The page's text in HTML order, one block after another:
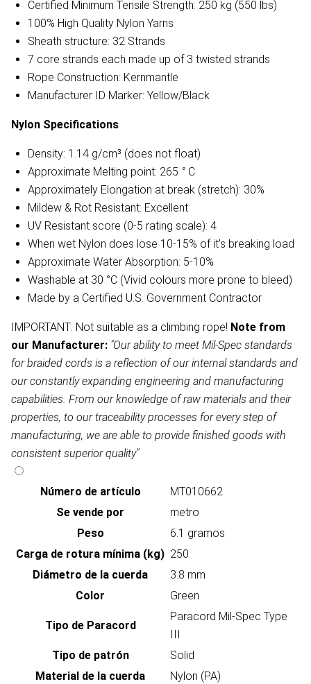
Certified Minimum Tensile Strength: 250 kg (550 lbs)
100% High Quality Nylon Yarns
Sheath structure: 32 Strands
7 core strands each made up of 3 twisted strands
Rope Construction: Kernmantle
Manufacturer ID Marker: Yellow/Black
Nylon Specifications
Density: 1.14 g/cm³ (does not float)
Approximate Melting point: 265 ° C
Approximately Elongation at break (stretch): 30%
Mildew & Rot Resistant: Excellent
UV Resistant score (0-5 rating scale): 4
When wet Nylon does lose 10-15% of it's breaking load
Approximate Water Absorption: 5-10%
Washable at 30 °C (Vivid colours more prone to bleed)
Made by a Certified U.S. Government Contractor
IMPORTANT: Not suitable as a climbing rope! Note from
our Manufacturer: "Our ability to meet Mil-Spec standards
for braided cords is a reflection of our internal standards and
our constantly expanding engineering and manufacturing
capabilities. From our knowledge of raw materials and their
properties, to our traceability processes for every step of
manufacturing, we are able to provide finished goods with
consistent superior quality"
Número de artículo
MT010662
Se vende por
metro
Peso
6.1 gramos
Carga de rotura mínima (kg) 250
Diámetro de la cuerda
3.8 mm
Color
Green
Tipo de Paracord
Paracord Mil-Spec Type
III
Tipo de patrón
Solid
Material de la cuerda
Nylon (PA)